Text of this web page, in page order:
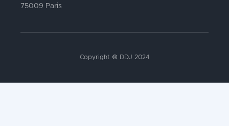
75009 Paris
Copyright © DDJ 2024